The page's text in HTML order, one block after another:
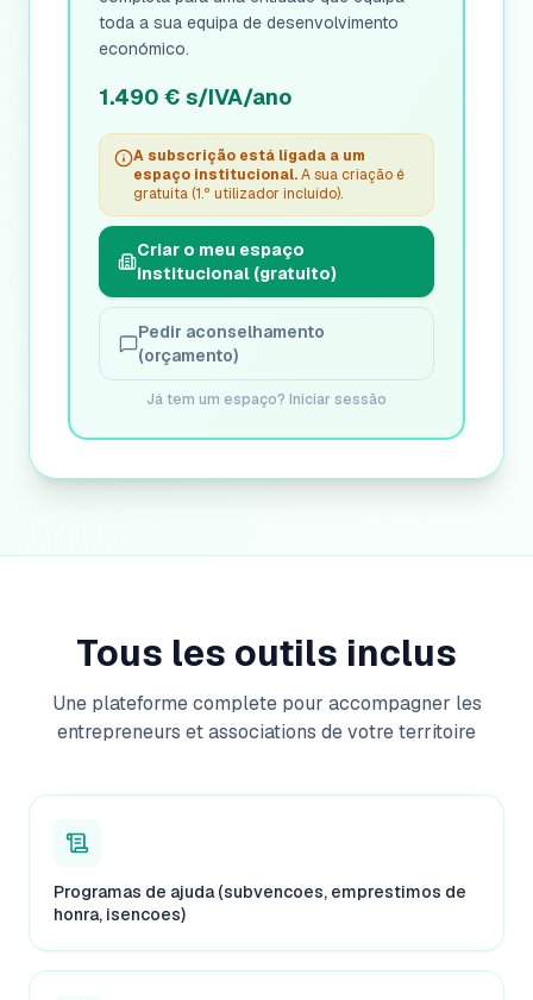
toda a sua equipa de desenvolvimento
económico.
1.490 € s/IVA/ano
A subscrição está ligada a um
espaço institucional.A sua criação é
gratuita (1.º utilizador incluído).
Criar o meu espaço
institucional (gratuito)
Pedir aconselhamento
(orçamento)
Já tem um espaço? Iniciar sessão
Tous les outils inclus
Une plateforme complete pour accompagner les
entrepreneurs et associations de votre territoire
Programas de ajuda (subvencoes, emprestimos de
honra, isencoes)